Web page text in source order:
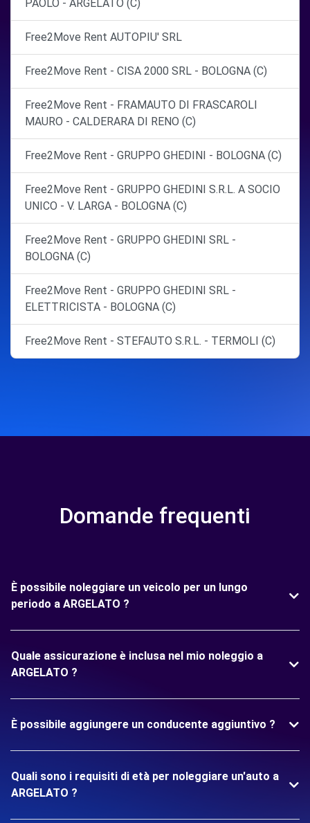
PAOLO - ARGELATO (C)
Free2Move Rent AUTOPIU' SRL
Free2Move Rent - CISA 2000 SRL - BOLOGNA (C)
Free2Move Rent - FRAMAUTO DI FRASCAROLI
MAURO - CALDERARA DI RENO (C)
Free2Move Rent - GRUPPO GHEDINI - BOLOGNA (C)
Free2Move Rent - GRUPPO GHEDINI S.R.L. A SOCIO
UNICO - V. LARGA - BOLOGNA (C)
Free2Move Rent - GRUPPO GHEDINI SRL -
BOLOGNA (C)
Free2Move Rent - GRUPPO GHEDINI SRL -
ELETTRICISTA - BOLOGNA (C)
Free2Move Rent - STEFAUTO S.R.L. - TERMOLI (C)
Domande frequenti
È possibile noleggiare un veicolo per un lungo
periodo a ARGELATO ?
Quale assicurazione è inclusa nel mio noleggio a
ARGELATO ?
È possibile aggiungere un conducente aggiuntivo ?
Quali sono i requisiti di età per noleggiare un'auto a
ARGELATO ?